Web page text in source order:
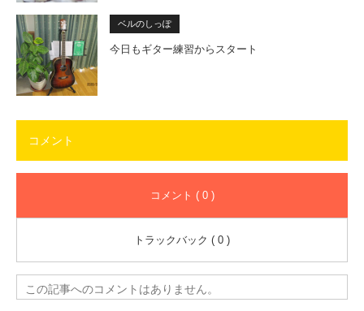
ベルのしっぽ
今日もギター練習からスタート
コメント
コメント ( 0 )
トラックバック ( 0 )
この記事へのコメントはありません。